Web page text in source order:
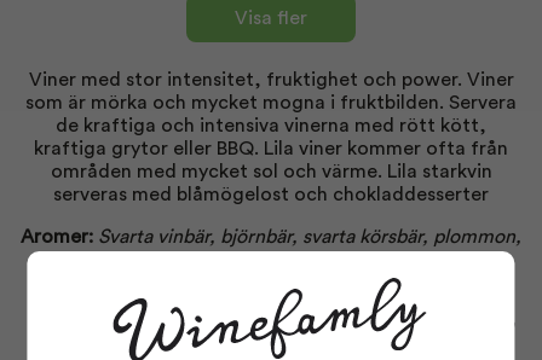
Visa fler
Viner med stor intensitet, fruktighet och power. Viner
som är mörka och mycket mogna i fruktbilden. Servera
de kraftiga och intensiva vinerna med rött kött,
kraftiga grytor eller BBQ. Lila viner kommer ofta från
områden med mycket sol och värme. Lila starkvin
serveras med blåmögelost och chokladdesserter
Aromer: Svarta vinbär, björnbär, svarta körsbär, plommon,
Vinområden:
Södra Frankrike, Spanien, Portugal, Ribera
del Duero, Priorat, södra Italien, Kalifornien, Argentina